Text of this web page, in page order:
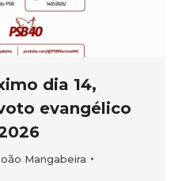
dia 14,
evangélico
Mangabeira